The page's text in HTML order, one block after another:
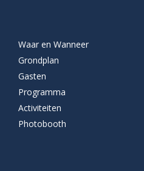
Waar en Wanneer
Grondplan
Gasten
Programma
Activiteiten
Photobooth